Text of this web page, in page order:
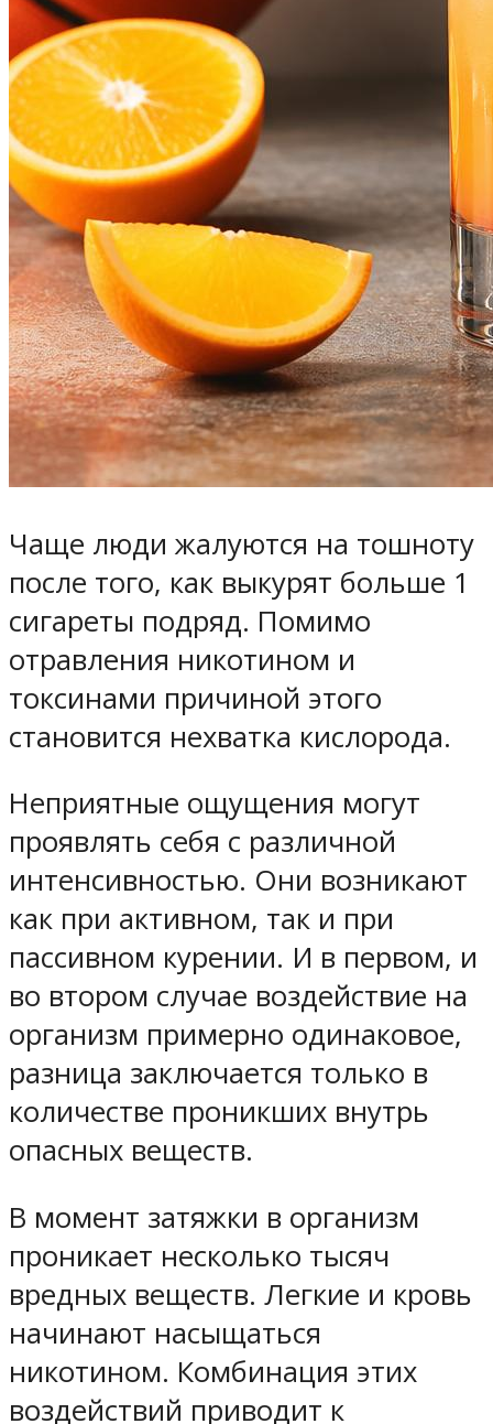
Чаще люди жалуются на тошноту
после того, как выкурят больше 1
сигареты подряд. Помимо
отравления никотином и
токсинами причиной этого
становится нехватка кислорода.
Неприятные ощущения могут
проявлять себя с различной
интенсивностью. Они возникают
как при активном, так и при
пассивном курении. И в первом, и
во втором случае воздействие на
организм примерно одинаковое,
разница заключается только в
количестве проникших внутрь
опасных веществ.
В момент затяжки в организм
проникает несколько тысяч
вредных веществ. Легкие и кровь
начинают насыщаться
никотином. Комбинация этих
воздействий приводит к